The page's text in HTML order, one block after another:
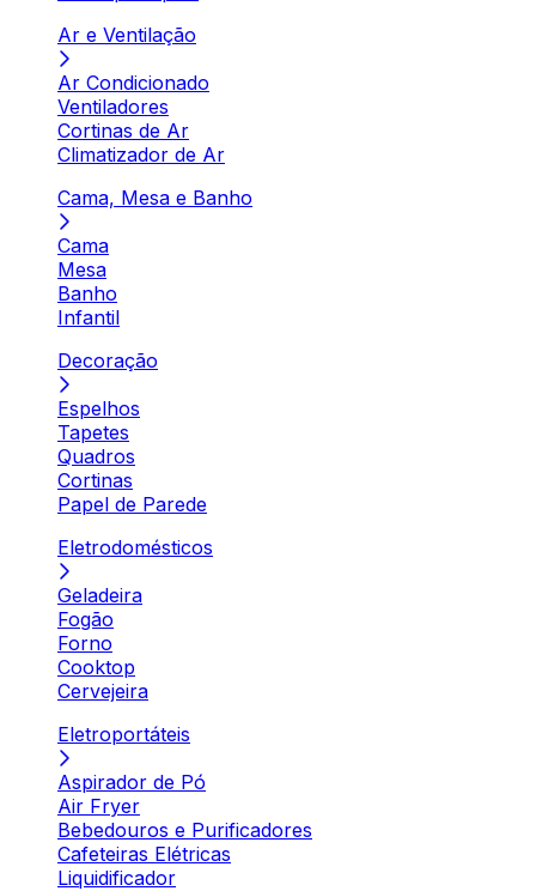
Ar e Ventilação
Ar Condicionado
Ventiladores
Cortinas de Ar
Climatizador de Ar
Cama, Mesa e Banho
Cama
Mesa
Banho
Infantil
Decoração
Espelhos
Tapetes
Quadros
Cortinas
Papel de Parede
Eletrodomésticos
Geladeira
Fogão
Forno
Cooktop
Cervejeira
Eletroportáteis
Aspirador de Pó
Air Fryer
Bebedouros e Purificadores
Cafeteiras Elétricas
Liquidificador